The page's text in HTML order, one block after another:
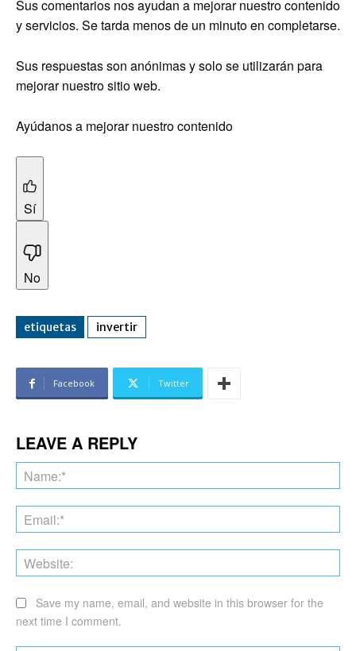
Sus comentarios nos ayudan a mejorar nuestro contenido
y servicios. Se tarda menos de un minuto en completarse.
Sus respuestas son anónimas y solo se utilizarán para
mejorar nuestro sitio web.
Ayúdanos a mejorar nuestro contenido
Sí
No
etiquetas invertir
Facebook Twitter
LEAVE A REPLY
Save my name, email, and website in this browser for the
next time I comment.